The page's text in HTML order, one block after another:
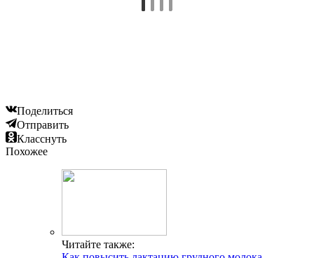
Поделиться
Отправить
Класснуть
Похожее
Читайте также: